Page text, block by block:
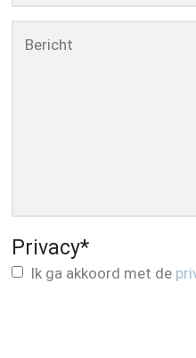
Bericht
Privacy*
Ik ga akkoord met de